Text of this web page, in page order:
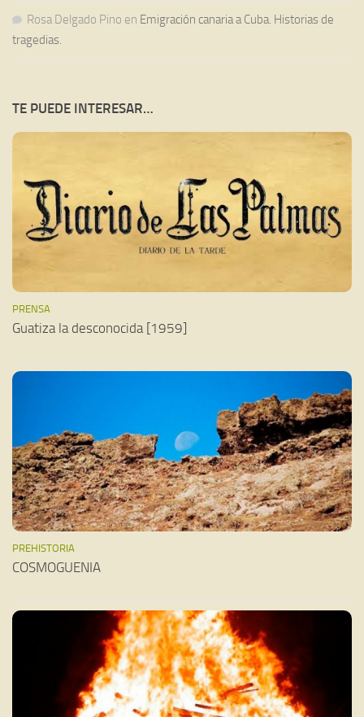
Rosa Delgado Pino en Emigración canaria a Cuba. Historias de
tragedias.
TE PUEDE INTERESAR…
PRENSA
Guatiza la desconocida [1959]
PREHISTORIA
COSMOGUENIA